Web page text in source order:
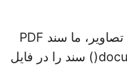
در نهایت، پس از اضافه کردن تمام تصاویر، ما سند PDF
را ذخیره می‌کنیم. متد document.save() سند را در فایل